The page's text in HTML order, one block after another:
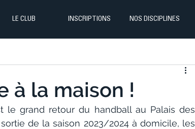
LE CLUB INSCRIPTIONS NOS DISCIPLINES
à la maison !
le grand retour du handball au Palais des
de la saison 2023/2024 à domicile, les